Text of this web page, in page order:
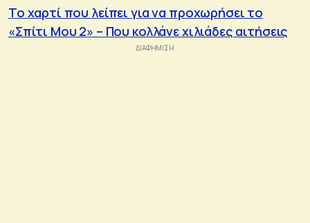
Το χαρτί που λείπει για να προχωρήσει το
«Σπίτι Μου 2» – Που κολλάνε χιλιάδες αιτήσεις